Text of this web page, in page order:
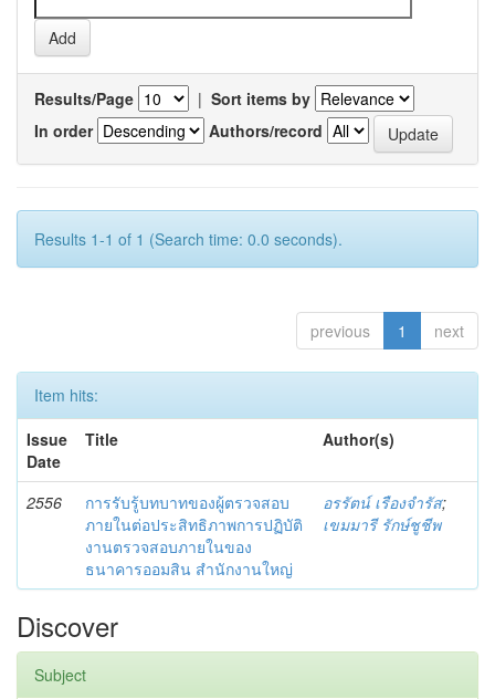
Results/Page | Sort items by
In order
Authors/record
Results 1-1 of 1 (Search time: 0.0 seconds).
previous 1 next
Item hits:
Issue
Date
Title Author(s)
2556
การรับรู้บทบาทของผู้ตรวจสอบ
ภายในต่อประสิทธิภาพการปฏิบัติ
งานตรวจสอบภายในของ
ธนาคารออมสิน สำนักงานใหญ่
อรรัตน์ เรืองจำรัส;
เขมมารี รักษ์ชูชีพ
Discover
Subject